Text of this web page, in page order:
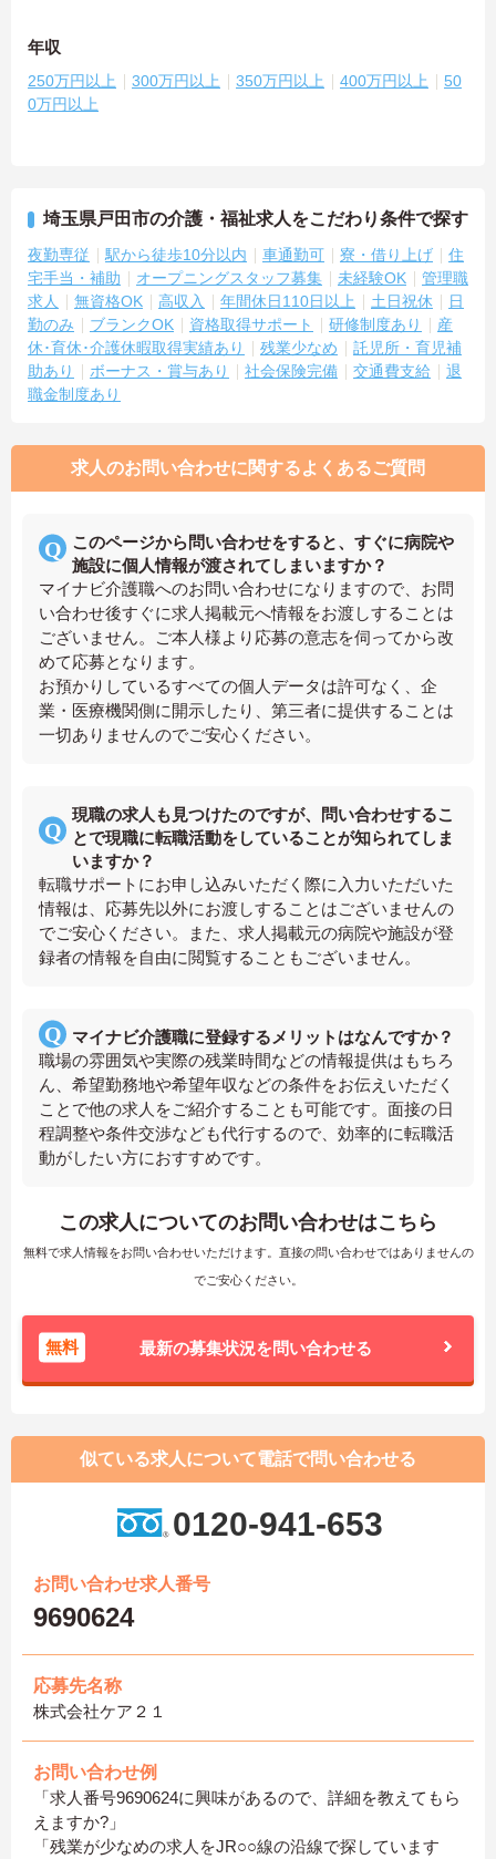
年収
250万円以上 300万円以上 350万円以上 400万円以上
50
0万円以上
埼玉県戸田市の介護・福祉求人をこだわり条件で探す
夜勤専従 駅から徒歩10分以内 車通勤可 寮・借り上げ
住
宅手当・補助
オープニングスタッフ募集 未経験OK
管理職
求人
無資格OK 高収入 年間休日110日以上 土日祝休
日
勤のみ
ブランクOK 資格取得サポート 研修制度あり
産
休･育休･介護休暇取得実績あり
残業少なめ
託児所・育児補
助あり
ボーナス・賞与あり 社会保険完備 交通費支給
退
職金制度あり
求人のお問い合わせに関するよくあるご質問
このページから問い合わせをすると、すぐに病院や
施設に個人情報が渡されてしまいますか？
マイナビ介護職へのお問い合わせになりますので、お問
い合わせ後すぐに求人掲載元へ情報をお渡しすることは
ございません。ご本人様より応募の意志を伺ってから改
めて応募となります。
お預かりしているすべての個人データは許可なく、企
業・医療機関側に開示したり、第三者に提供することは
一切ありませんのでご安心ください。
現職の求人も見つけたのですが、問い合わせするこ
とで現職に転職活動をしていることが知られてしま
いますか？
転職サポートにお申し込みいただく際に入力いただいた
情報は、応募先以外にお渡しすることはございませんの
でご安心ください。また、求人掲載元の病院や施設が登
録者の情報を自由に閲覧することもございません。
マイナビ介護職に登録するメリットはなんですか？
職場の雰囲気や実際の残業時間などの情報提供はもちろ
ん、希望勤務地や希望年収などの条件をお伝えいただく
ことで他の求人をご紹介することも可能です。面接の日
程調整や条件交渉なども代行するので、効率的に転職活
動がしたい方におすすめです。
この求人についてのお問い合わせはこちら
無料で求人情報をお問い合わせいただけます。直接の問い合わせではありませんの
でご安心ください。
無料 最新の募集状況を問い合わせる
似ている求人について電話で問い合わせる
0120-941-653
お問い合わせ求人番号
9690624
応募先名称
株式会社ケア２１
お問い合わせ例
「求人番号9690624に興味があるので、詳細を教えてもら
えますか?」
「残業が少なめの求人をJR○○線の沿線で探しています